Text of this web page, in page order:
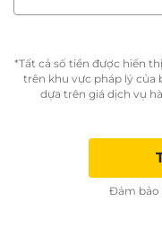
*Tất cả số tiền được hiển
trên khu vực pháp lý của
dựa trên giá dịch vụ
Đảm bảo